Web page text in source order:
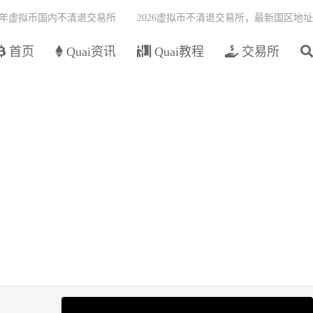
首页 Quai资讯 Quai教程 交易所
虚拟币国内不清退交易所 2026虚拟币不清退交易所，最新国区地址